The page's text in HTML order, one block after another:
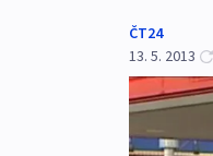
ČT24
13. 5. 2013